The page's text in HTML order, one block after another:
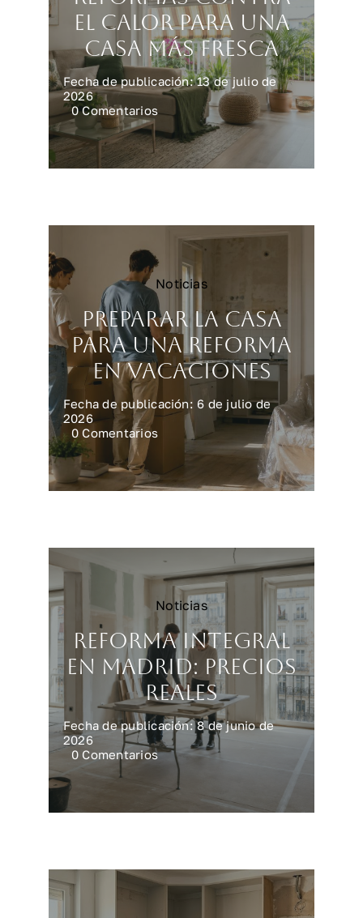
el calor para una
casa más fresca
Fecha de publicación: 13 de julio de
2026
0 Comentarioson
Reformas
contra
el
calor
más
fresca
Noticias
Preparar la casa
para una reforma
en vacaciones
Fecha de publicación: 6 de julio de
2026
0 Comentarioson
casa
para
vacaciones
Noticias
Reforma integral
en Madrid: precios
reales
Fecha de publicación: 8 de junio de
2026
0 Comentarioson
Reforma
integral
Madrid: